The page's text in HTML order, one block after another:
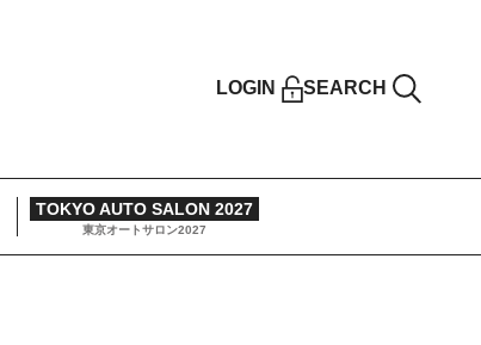
LOGIN SEARCH
TOKYO AUTO SALON 2027
東京オートサロン2027